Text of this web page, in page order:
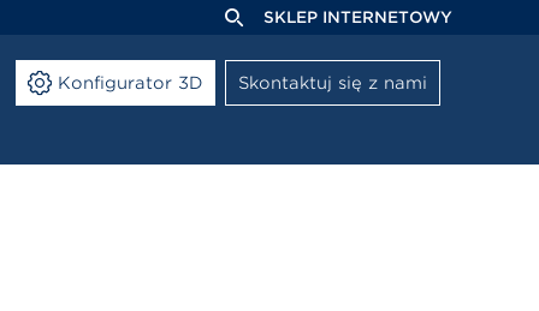
SKLEP INTERNETOWY
Konfigurator 3D Skontaktuj się z nami